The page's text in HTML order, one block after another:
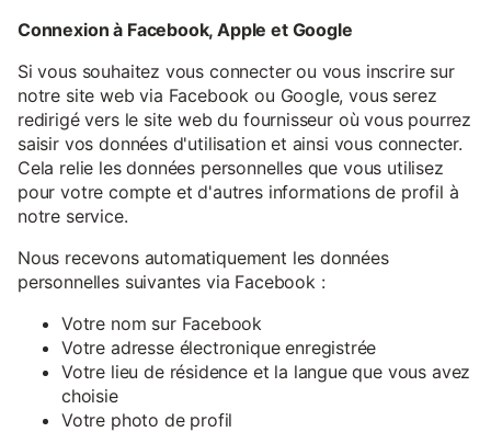
Connexion à Facebook, Apple et Google
Si vous souhaitez vous connecter ou vous inscrire sur
notre site web via Facebook ou Google, vous serez
redirigé vers le site web du fournisseur où vous pourrez
saisir vos données d'utilisation et ainsi vous connecter.
Cela relie les données personnelles que vous utilisez
pour votre compte et d'autres informations de profil à
notre service.
Nous recevons automatiquement les données
personnelles suivantes via Facebook :
Votre nom sur Facebook
Votre adresse électronique enregistrée
Votre lieu de résidence et la langue que vous avez
choisie
Votre photo de profil